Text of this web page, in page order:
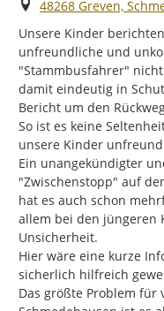
Ort
48268 Greven,
Unsere Kinder
unfreundliche und
"Stammbusfahrer"
damit eindeutig in
Bericht um den
So ist es keine
unsere Kinder
Ein unangekündigter
"Zwischenstopp" auf
hat es auch schon
allem bei den jüngeren
Unsicherheit.
Hier wäre eine kurze
sicherlich hilfreich
Das größte Problem für